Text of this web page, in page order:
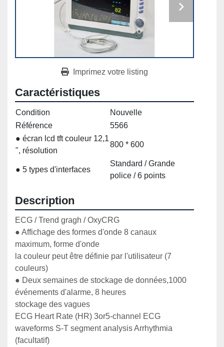
Imprimez votre listing
Caractéristiques
Condition
Nouvelle
Référence
5566
● écran lcd tft couleur 12,1
", résolution
800 * 600
● 5 types d'interfaces
Standard / Grande
police / 6 points
Description
ECG / Trend gragh / OxyCRG
● Affichage des formes d'onde 8 canaux
maximum, forme d'onde
la couleur peut être définie par l'utilisateur (7
couleurs)
● Deux semaines de stockage de données,1000
événements d'alarme, 8 heures
stockage des vagues
ECG Heart Rate (HR) 3or5-channel ECG
waveforms S-T segment analysis Arrhythmia
(facultatif)